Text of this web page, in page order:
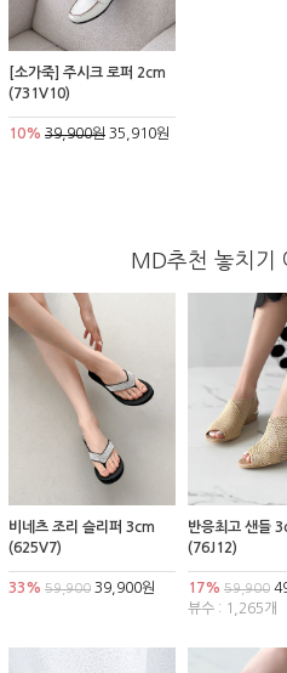
[소가죽] 주시크 로퍼 2cm
(731V10)
10% 39,900원 35,910원
MD추천 놓치기
비네츠 조리 슬리퍼 3cm
(625V7)
33% 59,900 39,900원
반응최고 샌들
(76J12)
17% 59,900
뷰수 : 1,265개